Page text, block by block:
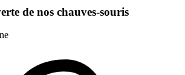
de nos chauves-souris